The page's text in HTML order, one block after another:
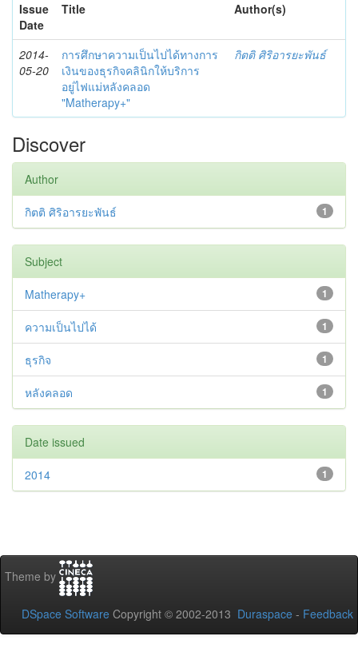
Issue
Date
Title Author(s)
2014-
05-20
การศึกษาความเป็นไปได้ทางการ
เงินของธุรกิจคลินิกให้บริการ
อยู่ไฟแม่หลังคลอด
"Matherapy+"
กิตติ ศิริอารยะพันธ์
Discover
Author
1
กิตติ ศิริอารยะพันธ์
Subject
1
Matherapy+
1
ความเป็นไปได้
1
ธุรกิจ
1
หลังคลอด
Date issued
1
2014
Theme by
DSpace Software Copyright © 2002-2013 Duraspace - Feedback